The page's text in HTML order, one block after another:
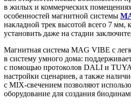
в жилых и коммерческих
особенностей магнитной системы
накладной трек высотой всего 7 мм,
установить даже на стадии
Магнитная система MAG VIBE с
в систему умного дома:
с помощью протоколов DALI и
настройки сценариев, а также
с MIX-свечением позволяют
оборудование для создания